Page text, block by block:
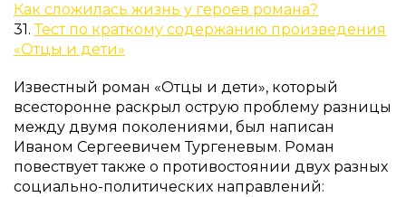
Как сложилась жизнь у героев романа?
31.Тест по краткому содержанию произведения
«Отцы и дети»
Известный роман «Отцы и дети», который
всесторонне раскрыл острую проблему разницы
между двумя поколениями, был написан
Иваном Сергеевичем Тургеневым. Роман
повествует также о противостоянии двух разных
социально-политических направлений: